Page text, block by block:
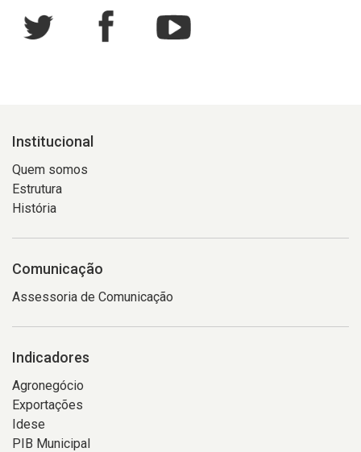
Institucional
Quem somos
Estrutura
História
Comunicação
Assessoria de Comunicação
Indicadores
Agronegócio
Exportações
Idese
PIB Municipal